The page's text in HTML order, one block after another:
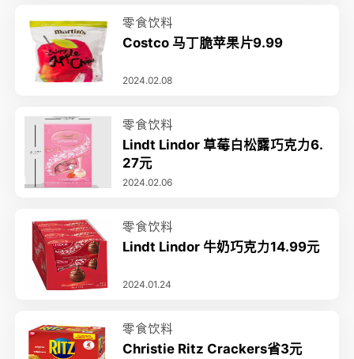
零食饮料
Costco 马丁脆苹果片9.99
2024.02.08
零食饮料
Lindt Lindor 草莓白松露巧克力6.
27元
2024.02.06
零食饮料
Lindt Lindor 牛奶巧克力14.99元
2024.01.24
零食饮料
Christie Ritz Crackers省3元